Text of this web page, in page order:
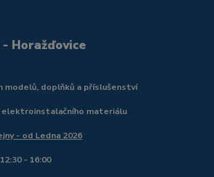
Horažďovice
modelů, doplňků a příslušenství
elektroinstalačního materiálu
- od Ledna 2026
- 16:00